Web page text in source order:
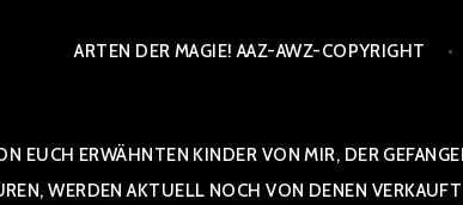
ARTEN DER MAGIE! AAZ-AWZ-COPYRIGHT
EUCH ERWÄHNTEN KINDER VON MIR, DER
WERDEN AKTUELL NOCH VON DENEN